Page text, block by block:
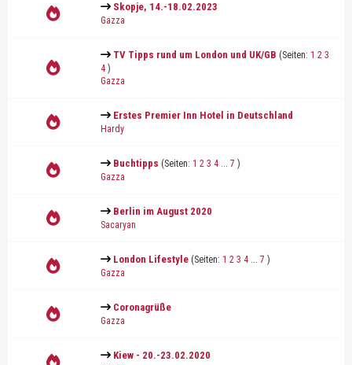
Skopje, 14.-18.02.2023
Gazza
TV Tipps rund um London und UK/GB (Seiten: 1 2 3
4 )
Gazza
Erstes Premier Inn Hotel in Deutschland
Hardy
Buchtipps (Seiten: 1 2 3 4 ... 7 )
Gazza
Berlin im August 2020
Sacaryan
London Lifestyle (Seiten: 1 2 3 4 ... 7 )
Gazza
Coronagrüße
Gazza
Kiew - 20.-23.02.2020